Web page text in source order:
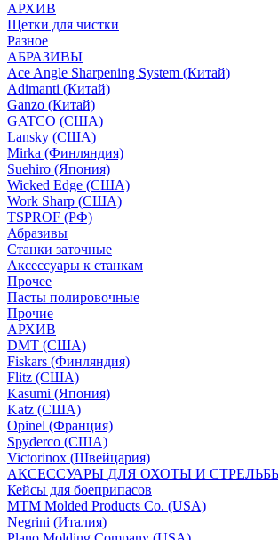
АРХИВ
Щетки для чистки
Разное
АБРАЗИВЫ
Ace Angle Sharpening System (Китай)
Adimanti (Китай)
Ganzo (Китай)
GATCO (США)
Lansky (США)
Mirka (Финляндия)
Suehiro (Япония)
Wicked Edge (США)
Work Sharp (США)
TSPROF (РФ)
Абразивы
Станки заточные
Аксессуары к станкам
Прочее
Пасты полировочные
Прочие
АРХИВ
DMT (США)
Fiskars (Финляндия)
Flitz (США)
Kasumi (Япония)
Katz (США)
Opinel (Франция)
Spyderco (США)
Victorinox (Швейцария)
АКСЕССУАРЫ ДЛЯ ОХОТЫ И
Кейсы для боеприпасов
MTM Molded Products Co. (USA)
Negrini (Италия)